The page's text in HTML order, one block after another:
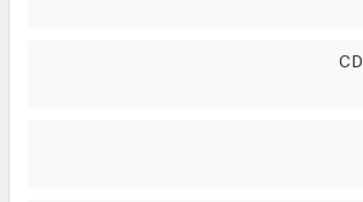
CD